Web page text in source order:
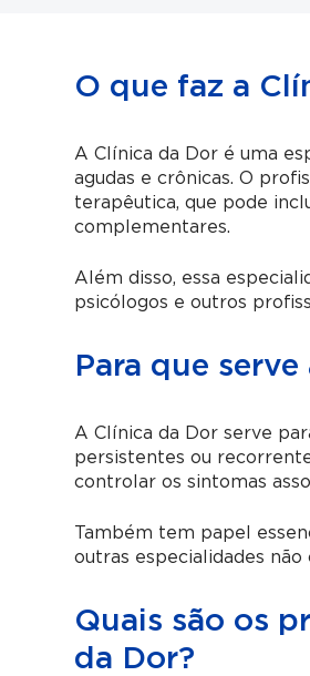
O que faz a
A Clínica da Dor é uma
agudas e crônicas. O
terapêutica, que pode
complementares.
Além disso, essa
psicólogos e outros
Para que
A Clínica da Dor serve
persistentes ou
controlar os sintomas
Também tem papel
outras especialidades
Quais são os
da Dor?